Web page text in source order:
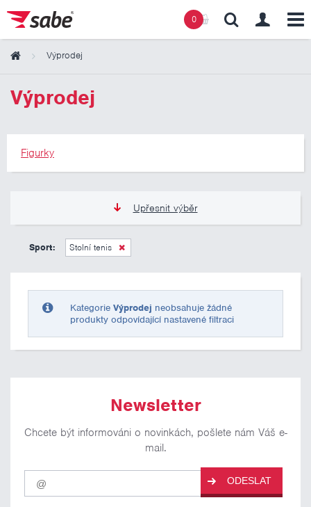
0
Výprodej
Výprodej
Figurky
Upřesnit výběr
275 Kč
Sport: Stolní tenis
Kategorie Výprodej neobsahuje žádné
produkty odpovídající nastavené filtraci
Newsletter
Chcete být informováni o novinkách, pošlete nám Váš e-
mail.
Pro
odběr
našich
ODESLAT
Obsah košíku